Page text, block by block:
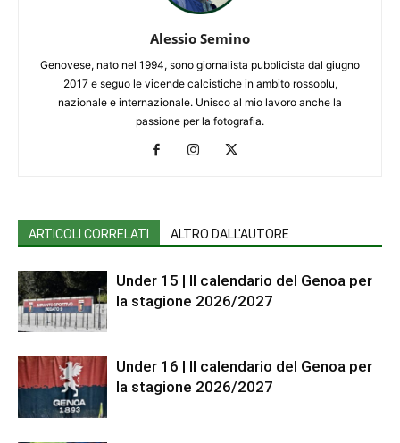
Alessio Semino
Genovese, nato nel 1994, sono giornalista pubblicista dal giugno
2017 e seguo le vicende calcistiche in ambito rossoblu,
nazionale e internazionale. Unisco al mio lavoro anche la
passione per la fotografia.
ARTICOLI CORRELATI ALTRO DALL'AUTORE
Under 15 | Il calendario del Genoa per
la stagione 2026/2027
Under 16 | Il calendario del Genoa per
la stagione 2026/2027